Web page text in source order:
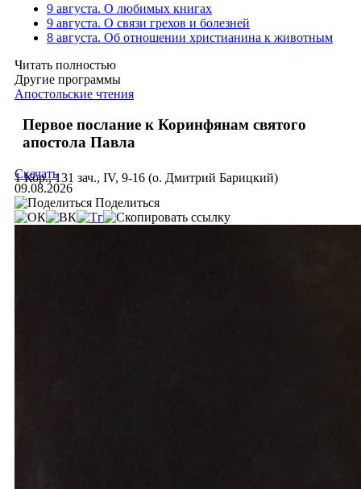
9 августа. О любимых книгах
9 августа. О связи грехов и болезней
8 августа. Об отношении христианина к животным
Читать полностью
Другие программы
Апостольские чтения
Первое послание к Коринфянам святого
апостола Павла
1 Кор., 131 зач., IV, 9-16 (о. Дмитрий Барицкий)
Скачать
09.08.2026
Поделиться